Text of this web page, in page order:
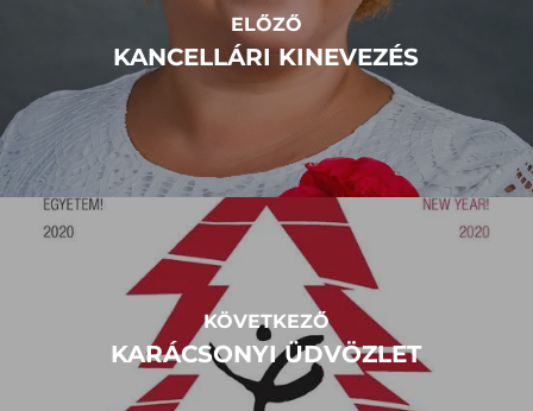
ELŐZŐ
KANCELLÁRI KINEVEZÉS
KÖVETKEZŐ
KARÁCSONYI ÜDVÖZLET